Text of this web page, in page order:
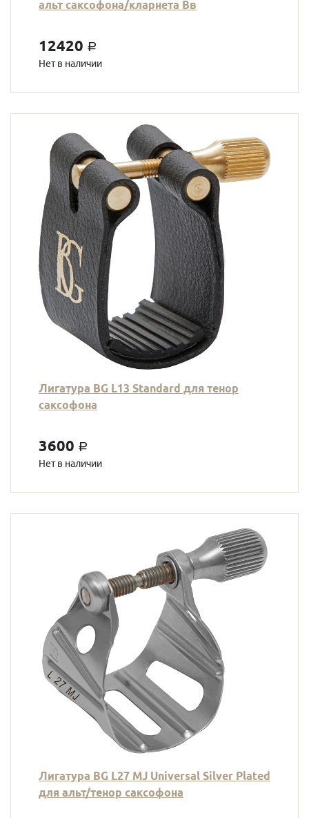
альт саксофона/кларнета Вв
12420 a
Нет в наличии
Лигатура BG L13 Standard для тенор
саксофона
3600 a
Нет в наличии
Лигатура BG L27 MJ Universal Silver Plated
для альт/тенор саксофона